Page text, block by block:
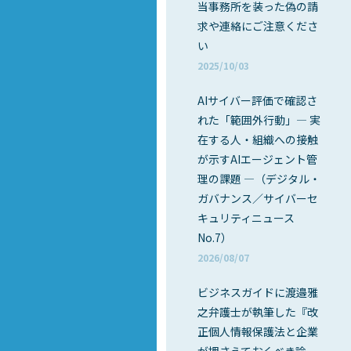
当事務所を装った偽の請
求や連絡にご注意くださ
い
2025/10/03
AIサイバー評価で確認さ
れた「範囲外行動」― 実
在する人・組織への接触
が示すAIエージェント管
理の課題 ―（デジタル・
ガバナンス／サイバーセ
キュリティニュース
No.7）
2026/08/07
ビジネスガイドに渡邉雅
之弁護士が執筆した『改
正個人情報保護法と企業